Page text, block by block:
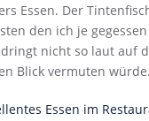
Essen. Der
den ich je
nicht so laut auf
Blick vermuten würde.